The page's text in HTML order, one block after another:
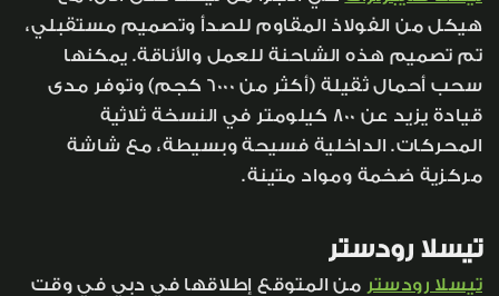
هيكل من الفولاذ المقاوم للصدأ وتصميم مستقبلي،
تم تصميم هذه الشاحنة للعمل والأناقة. يمكنها
سحب أحمال ثقيلة (أكثر من 6000 كجم) وتوفر مدى
قيادة يزيد عن 800 كيلومتر في النسخة ثلاثية
المحركات. الداخلية فسيحة وبسيطة، مع شاشة
مركزية ضخمة ومواد متينة.
تيسلا رودستر
تيسلا رودستر من المتوقع إطلاقها في دبي في وقت